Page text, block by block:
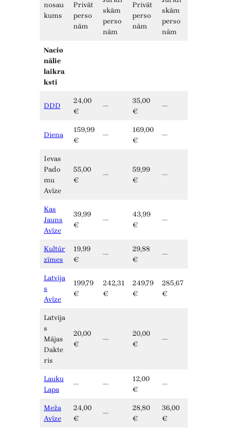
nosau
kums
Privāt
perso
nām
skām
perso
nām
Privāt
perso
nām
skām
perso
nām
Nacio
nālie
laikra
ksti
DDD
24,00
€
—
35,00
€
—
Diena
159,99
€
—
169,00
€
—
Ievas
Pado
mu
Avīze
55,00
€
—
59,99
€
—
Kas
Jauns
Avīze
39,99
€
—
43,99
€
—
Kultūr
zīmes
19,99
€
—
29,88
€
—
Latvija
s
Avīze
199,79
€
242,31
€
249,79
€
285,67
€
Latvija
s
Mājas
Dakte
ris
20,00
€
—
20,00
€
—
Lauku
Lapa
— —
12,00
€
—
Meža
Avīze
24,00
€
—
28,80
€
36,00
€